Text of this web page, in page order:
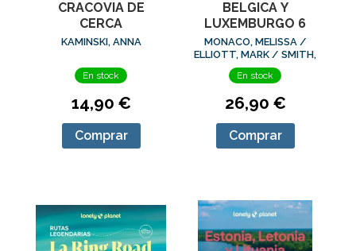
CRACOVIA DE
CERCA
KAMINSKI, ANNA
En stock
14,90 €
Comprar
BELGICA Y
LUXEMBURGO 6
MONACO, MELISSA /
ELLIOTT, MARK / SMITH,
HELENA
En stock
26,90 €
Comprar